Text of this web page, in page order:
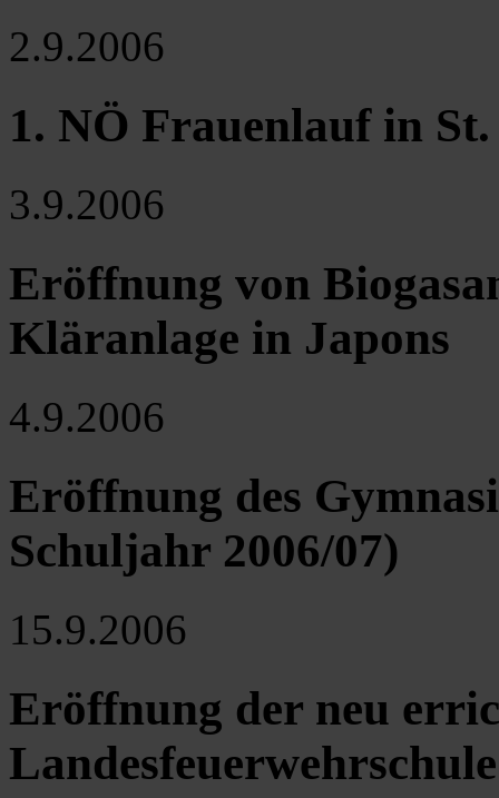
2.9.2006
1. NÖ Frauenlauf in
3.9.2006
Eröffnung von
Kläranlage in Japons
4.9.2006
Eröffnung des
Schuljahr 2006/07)
15.9.2006
Eröffnung der neu